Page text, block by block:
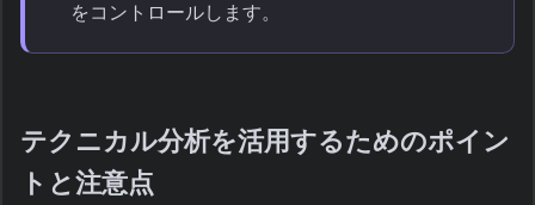
をコントロールします。
テクニカル分析を活用するためのポイン
トと注意点